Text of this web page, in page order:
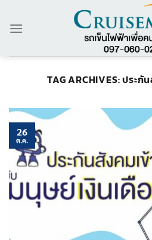
TAG ARCHIVES:ประกั
26
ต.ค.